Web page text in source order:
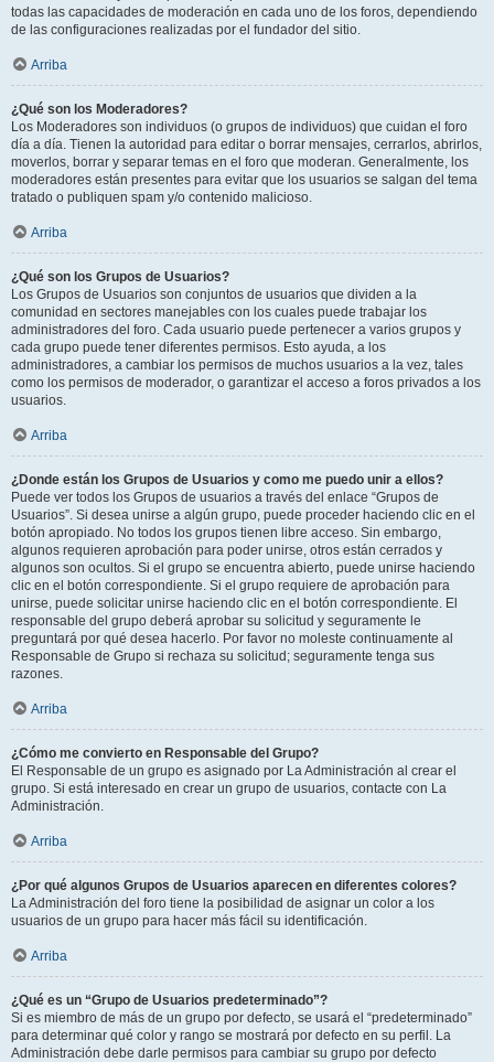
todas las capacidades de moderación en cada uno de los foros, dependiendo
de las configuraciones realizadas por el fundador del sitio.
Arriba
¿Qué son los Moderadores?
Los Moderadores son individuos (o grupos de individuos) que cuidan el foro
día a día. Tienen la autoridad para editar o borrar mensajes, cerrarlos, abrirlos,
moverlos, borrar y separar temas en el foro que moderan. Generalmente, los
moderadores están presentes para evitar que los usuarios se salgan del tema
tratado o publiquen spam y/o contenido malicioso.
Arriba
¿Qué son los Grupos de Usuarios?
Los Grupos de Usuarios son conjuntos de usuarios que dividen a la
comunidad en sectores manejables con los cuales puede trabajar los
administradores del foro. Cada usuario puede pertenecer a varios grupos y
cada grupo puede tener diferentes permisos. Esto ayuda, a los
administradores, a cambiar los permisos de muchos usuarios a la vez, tales
como los permisos de moderador, o garantizar el acceso a foros privados a los
usuarios.
Arriba
¿Donde están los Grupos de Usuarios y como me puedo unir a ellos?
Puede ver todos los Grupos de usuarios a través del enlace “Grupos de
Usuarios”. Si desea unirse a algún grupo, puede proceder haciendo clic en el
botón apropiado. No todos los grupos tienen libre acceso. Sin embargo,
algunos requieren aprobación para poder unirse, otros están cerrados y
algunos son ocultos. Si el grupo se encuentra abierto, puede unirse haciendo
clic en el botón correspondiente. Si el grupo requiere de aprobación para
unirse, puede solicitar unirse haciendo clic en el botón correspondiente. El
responsable del grupo deberá aprobar su solicitud y seguramente le
preguntará por qué desea hacerlo. Por favor no moleste continuamente al
Responsable de Grupo si rechaza su solicitud; seguramente tenga sus
razones.
Arriba
¿Cómo me convierto en Responsable del Grupo?
El Responsable de un grupo es asignado por La Administración al crear el
grupo. Si está interesado en crear un grupo de usuarios, contacte con La
Administración.
Arriba
¿Por qué algunos Grupos de Usuarios aparecen en diferentes colores?
La Administración del foro tiene la posibilidad de asignar un color a los
usuarios de un grupo para hacer más fácil su identificación.
Arriba
¿Qué es un “Grupo de Usuarios predeterminado”?
Si es miembro de más de un grupo por defecto, se usará el “predeterminado”
para determinar qué color y rango se mostrará por defecto en su perfil. La
Administración debe darle permisos para cambiar su grupo por defecto